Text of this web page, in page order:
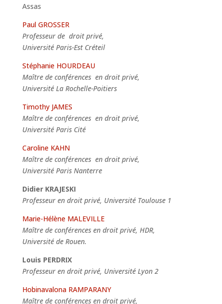
Assas
Paul GROSSER
Professeur de droit privé,
Université Paris-Est Créteil
Stéphanie HOURDEAU
Maître de conférences en droit privé,
Université La Rochelle-Poitiers
Timothy JAMES
Maître de conférences en droit privé,
Université Paris Cité
Caroline KAHN
Maître de conférences en droit privé,
Université Paris Nanterre
Didier KRAJESKI
Professeur en droit privé, Université Toulouse 1
Marie-Hélène MALEVILLE
Maître de conférences en droit privé, HDR,
Université de Rouen.
Louis PERDRIX
Professeur en droit privé, Université Lyon 2
Hobinavalona RAMPARANY
Maître de conférences en droit privé,